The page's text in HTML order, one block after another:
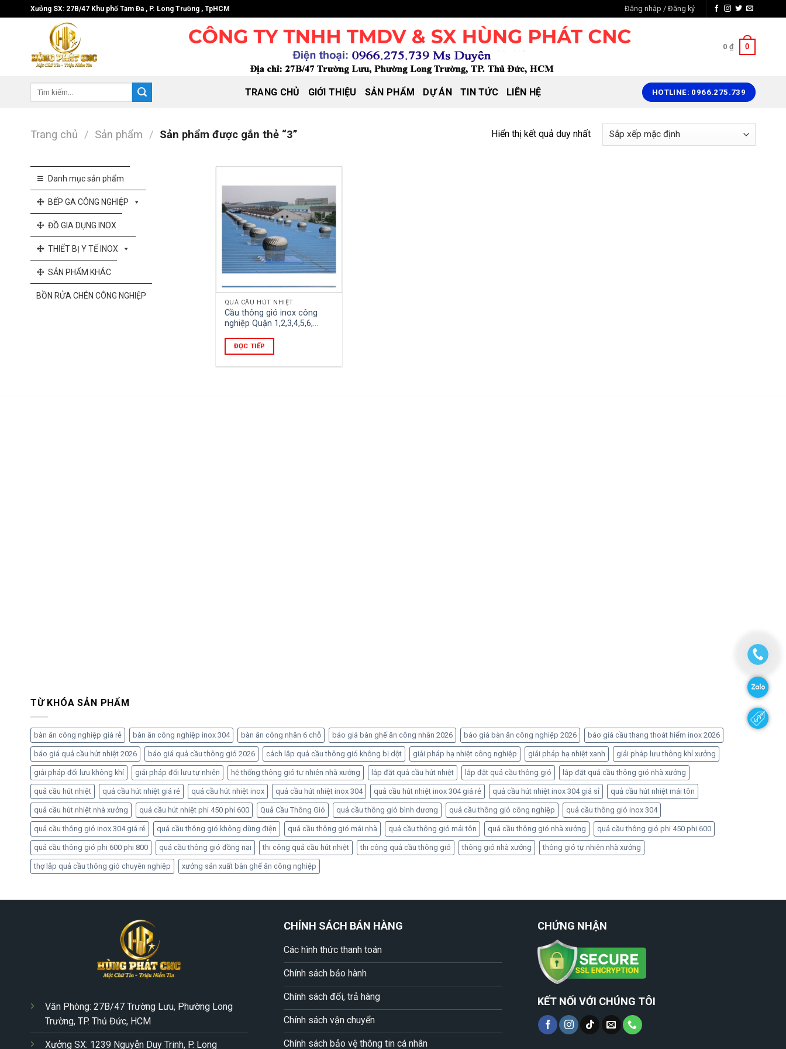
to
Xưởng SX: 27B/47 Khu phố Tam Đa , P. Long Trường , TpHCM Đăng nhập / Đăng ký
0 ₫ 0
Tìm
TRANG CHỦ GIỚI THIỆU SẢN PHẨM DỰ ÁN TIN TỨC LIÊN HỆ HOTLINE: 0966.275.739
Trang chủ / Sản phẩm / Sản phẩm được gắn thẻ “3” Hiển thị kết quả duy nhất
Danh mục sản phẩm
BẾP GA CÔNG NGHIỆP
ĐỒ GIA DỤNG INOX
THIẾT BỊ Y TẾ INOX
SẢN PHẨM KHÁC
BỒN RỬA CHÉN CÔNG NGHIỆP
QUẢ CẦU HÚT NHIỆT
Cầu thông gió inox công
nghiệp Quận 1,2,3,4,5,6,…
ĐỌC TIẾP
TỪ KHÓA SẢN PHẨM
bàn ăn công nghiệp giá rẻ bàn ăn công nghiệp inox 304 bàn ăn công nhân 6 chỗ báo giá bàn ghế ăn công nhân 2026 báo giá bàn ăn công nghiệp 2026 báo giá cầu thang thoát hiểm inox 2026
báo giá quả cầu hút nhiệt 2026 báo giá quả cầu thông gió 2026 cách lắp quả cầu thông gió không bị dột giải pháp hạ nhiệt công nghiệp giải pháp hạ nhiệt xanh giải pháp lưu thông khí xưởng
giải pháp đối lưu không khí giải pháp đối lưu tự nhiên hệ thống thông gió tự nhiên nhà xưởng lắp đặt quả cầu hút nhiệt lắp đặt quả cầu thông gió lắp đặt quả cầu thông gió nhà xưởng
quả cầu hút nhiệt quả cầu hút nhiệt giá rẻ quả cầu hút nhiệt inox quả cầu hút nhiệt inox 304 quả cầu hút nhiệt inox 304 giá rẻ quả cầu hút nhiệt inox 304 giá sỉ quả cầu hút nhiệt mái tôn
quả cầu hút nhiệt nhà xưởng quả cầu hút nhiệt phi 450 phi 600 Quả Cầu Thông Gió quả cầu thông gió bình dương quả cầu thông gió công nghiệp quả cầu thông gió inox 304
quả cầu thông gió inox 304 giá rẻ quả cầu thông gió không dùng điện quả cầu thông gió mái nhà quả cầu thông gió mái tôn quả cầu thông gió nhà xưởng quả cầu thông gió phi 450 phi 600
quả cầu thông gió phi 600 phi 800 quả cầu thông gió đồng nai thi công quả cầu hút nhiệt thi công quả cầu thông gió thông gió nhà xưởng thông gió tự nhiên nhà xưởng
thợ lắp quả cầu thông gió chuyên nghiệp xưởng sản xuất bàn ghế ăn công nghiệp
Văn Phòng: 27B/47 Trường Lưu, Phường Long
Trường, TP. Thủ Đức, HCM
Xưởng SX: 1239 Nguyễn Duy Trinh, P. Long
CHÍNH SÁCH BÁN HÀNG
Các hình thức thanh toán
Chính sách bảo hành
Chính sách đổi, trả hàng
Chính sách vận chuyển
Chính sách bảo vệ thông tin cá nhân
CHỨNG NHẬN
KẾT NỐI VỚI CHÚNG TÔI